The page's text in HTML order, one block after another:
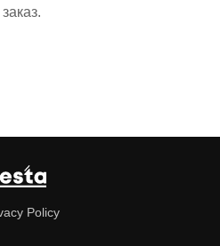
Policy